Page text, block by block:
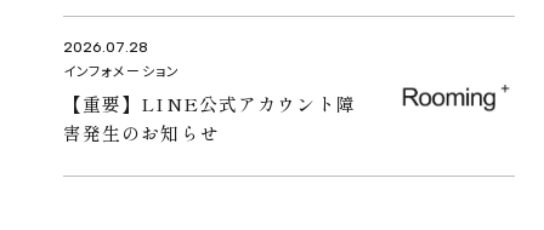
2026.07.28
インフォメーション
【重要】LINE公式アカウント障
害発生のお知らせ